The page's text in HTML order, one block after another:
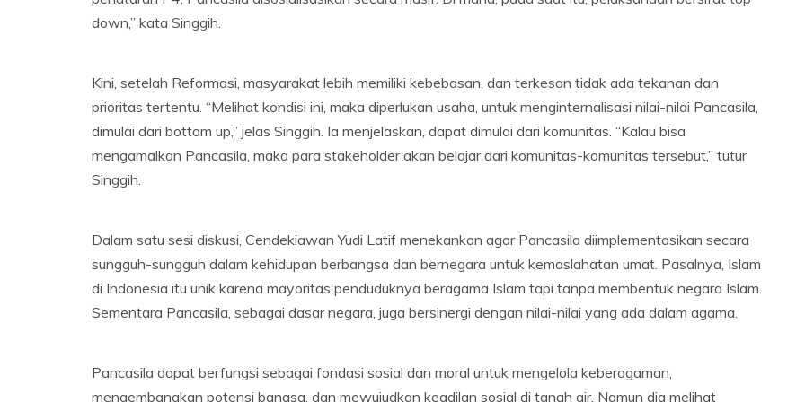
down,” kata Singgih.
Kini, setelah Reformasi, masyarakat lebih memiliki kebebasan, dan terkesan tidak ada tekanan dan
prioritas tertentu. “Melihat kondisi ini, maka diperlukan usaha, untuk menginternalisasi nilai-nilai Pancasila,
dimulai dari bottom up,” jelas Singgih. Ia menjelaskan, dapat dimulai dari komunitas. “Kalau bisa
mengamalkan Pancasila, maka para stakeholder akan belajar dari komunitas-komunitas tersebut,” tutur
Singgih.
Dalam satu sesi diskusi, Cendekiawan Yudi Latif menekankan agar Pancasila diimplementasikan secara
sungguh-sungguh dalam kehidupan berbangsa dan bernegara untuk kemaslahatan umat. Pasalnya, Islam
di Indonesia itu unik karena mayoritas penduduknya beragama Islam tapi tanpa membentuk negara Islam.
Sementara Pancasila, sebagai dasar negara, juga bersinergi dengan nilai-nilai yang ada dalam agama.
Pancasila dapat berfungsi sebagai fondasi sosial dan moral untuk mengelola keberagaman,
mengembangkan potensi bangsa, dan mewujudkan keadilan sosial di tanah air. Namun dia melihat